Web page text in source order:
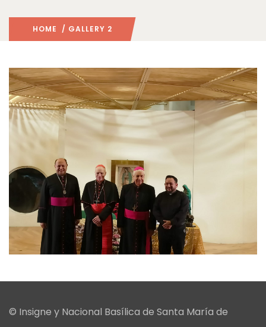
HOME / GALLERY 2
© Insigne y Nacional Basílica de Santa María de